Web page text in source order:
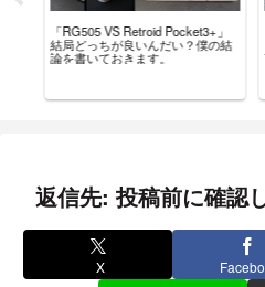
「RG505 VS Retroid Pocket3+」
結局どっちが良いんだい？僕の結
論を書いておきます。
返信先: 投稿前に確認
X